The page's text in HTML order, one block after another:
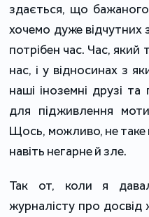
здається, що
хочемо дуже відчутних
потрібен час. Час, який
нас, і у відносинах з
наші іноземні друзі та
для підживлення
Щось, можливо, не таке
навіть негарне й зле.
Так от, коли я
журналісту про